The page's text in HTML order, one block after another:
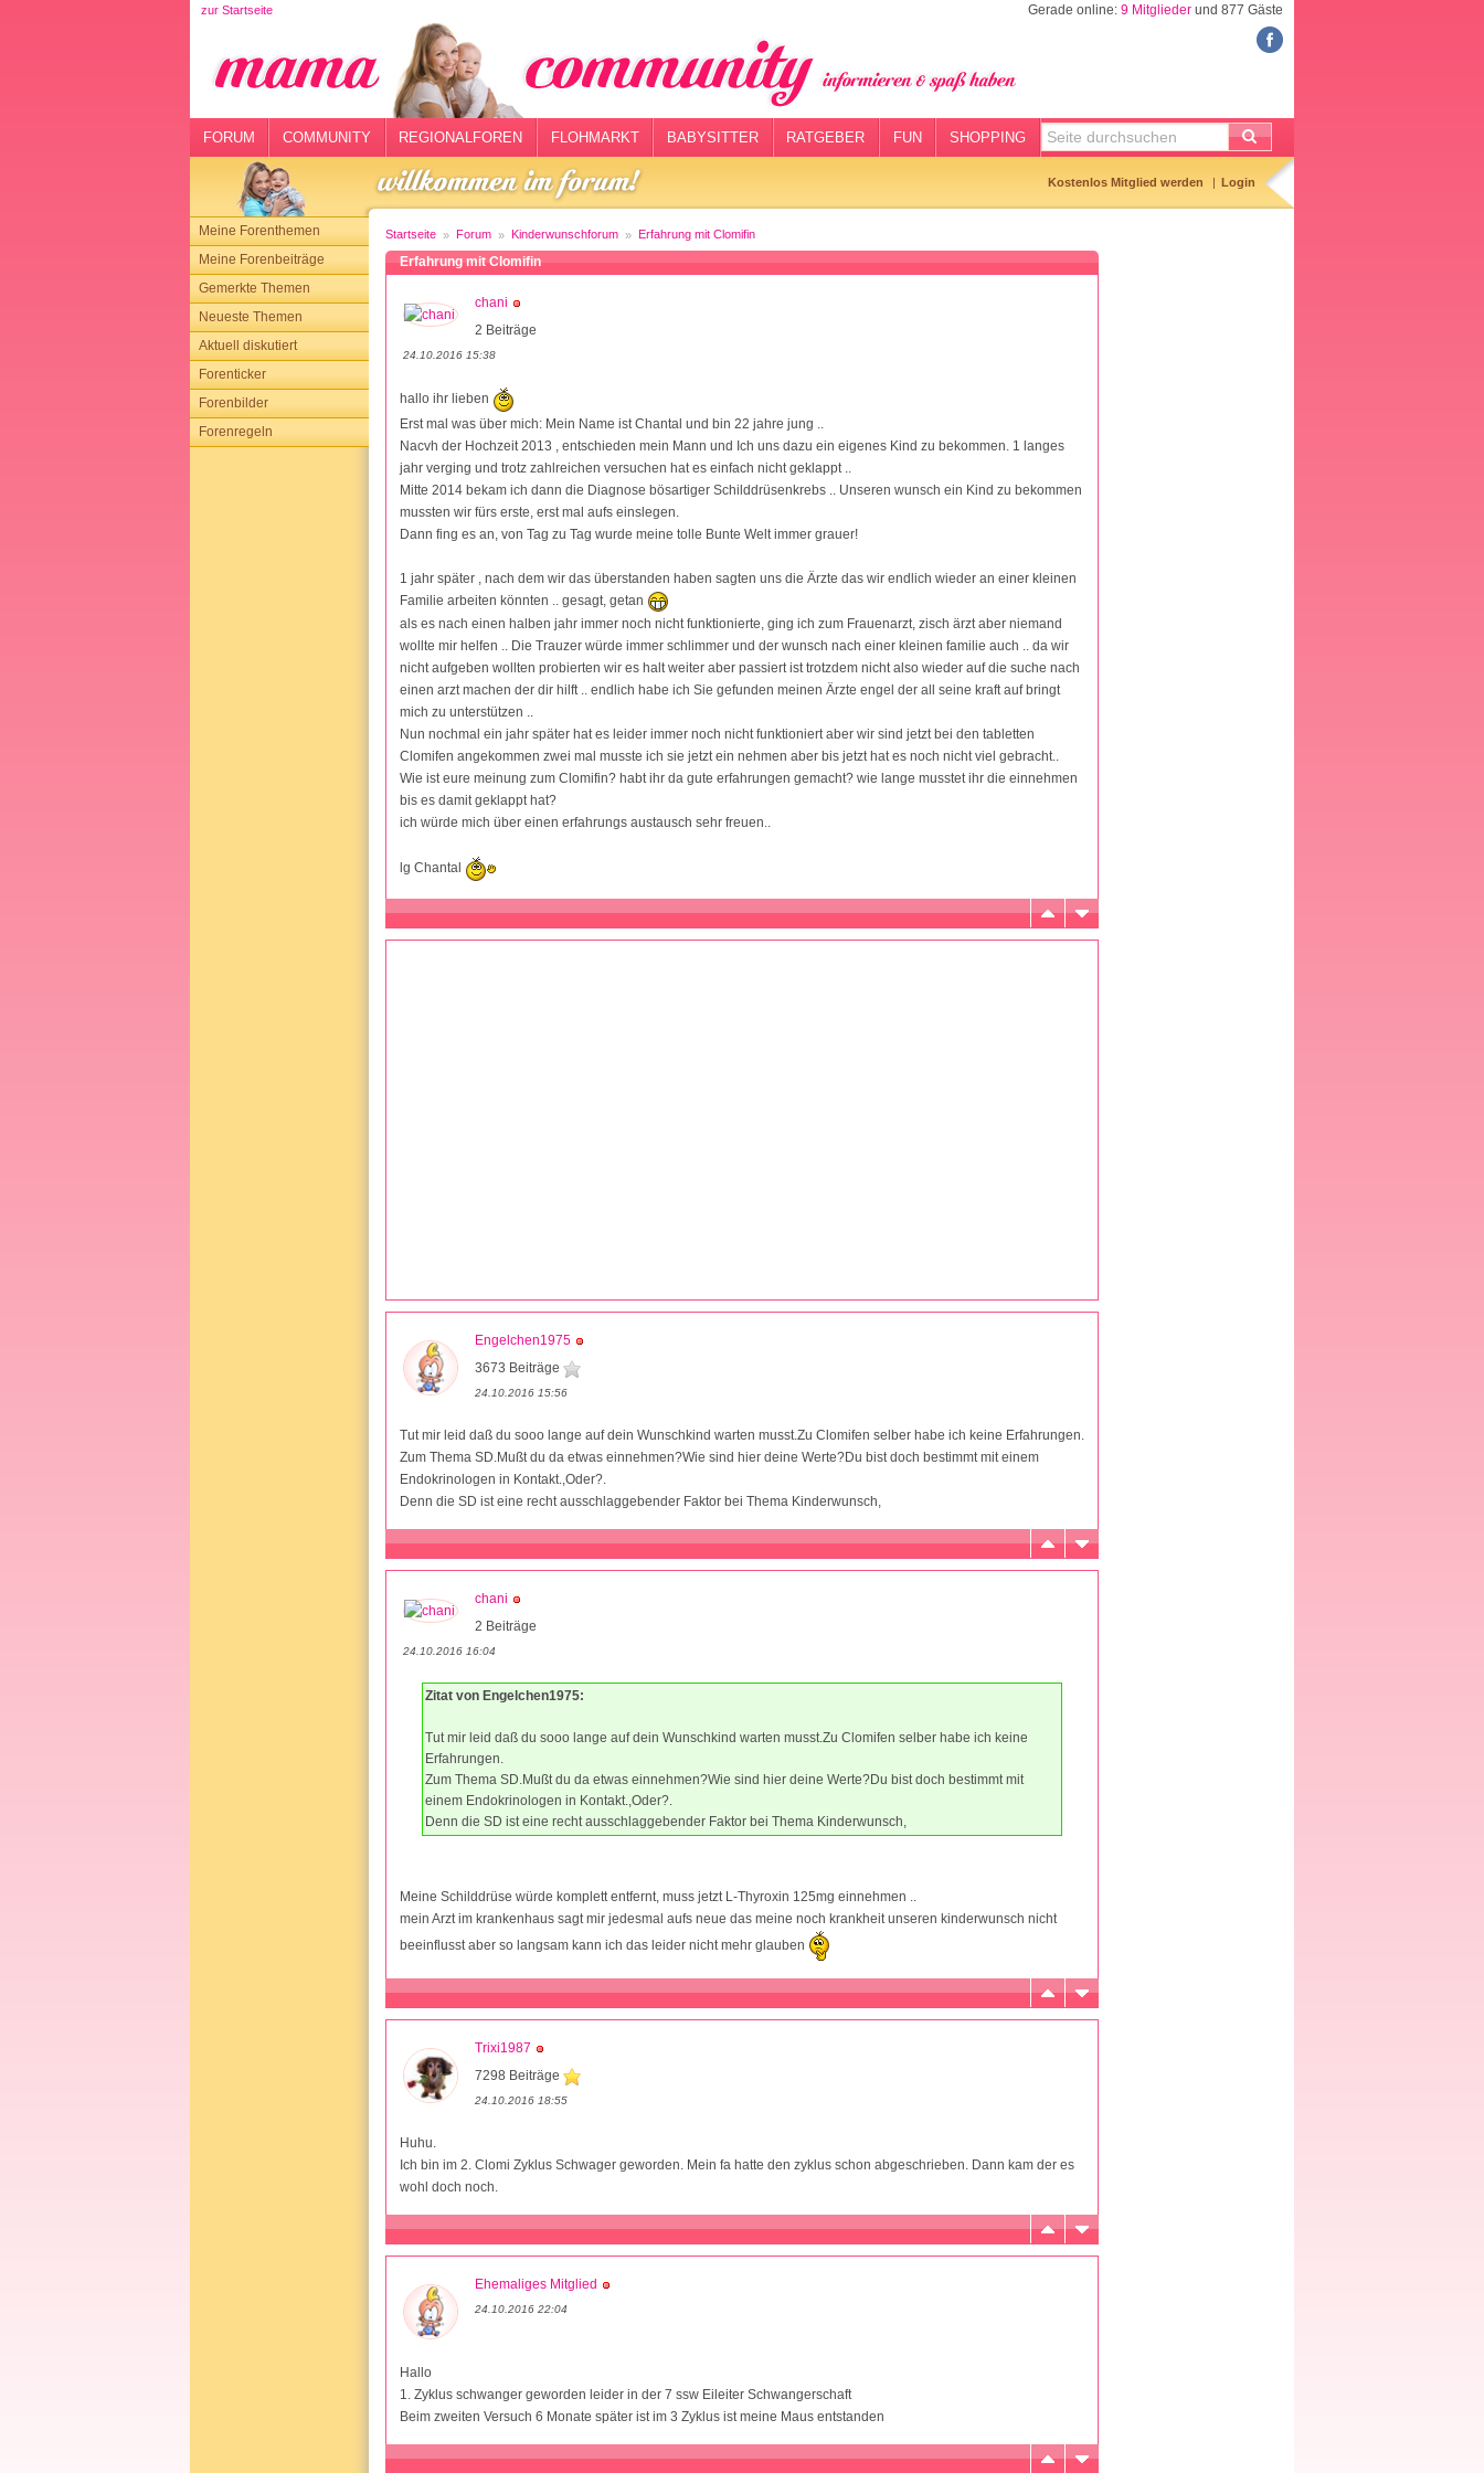
zur Startseite Gerade online: 9 Mitglieder und 877 Gäste
FORUM COMMUNITY REGIONALFOREN FLOHMARKT BABYSITTER RATGEBER FUN SHOPPING
Kostenlos Mitglied werden Login
Meine Forenthemen
Meine Forenbeiträge
Gemerkte Themen
Neueste Themen
Aktuell diskutiert
Forenticker
Forenbilder
Forenregeln
Startseite Forum Kinderwunschforum Erfahrung mit Clomifin
Erfahrung mit Clomifin
chani
2 Beiträge
24.10.2016 15:38
hallo ihr lieben
Erst mal was über mich: Mein Name ist Chantal und bin 22 jahre jung ..
Nacvh der Hochzeit 2013 , entschieden mein Mann und Ich uns dazu ein eigenes Kind zu bekommen. 1 langes
jahr verging und trotz zahlreichen versuchen hat es einfach nicht geklappt ..
Mitte 2014 bekam ich dann die Diagnose bösartiger Schilddrüsenkrebs .. Unseren wunsch ein Kind zu bekommen
mussten wir fürs erste, erst mal aufs einslegen.
Dann fing es an, von Tag zu Tag wurde meine tolle Bunte Welt immer grauer!
1 jahr später , nach dem wir das überstanden haben sagten uns die Ärzte das wir endlich wieder an einer kleinen
Familie arbeiten könnten .. gesagt, getan
als es nach einen halben jahr immer noch nicht funktionierte, ging ich zum Frauenarzt, zisch ärzt aber niemand
wollte mir helfen .. Die Trauzer würde immer schlimmer und der wunsch nach einer kleinen familie auch .. da wir
nicht aufgeben wollten probierten wir es halt weiter aber passiert ist trotzdem nicht also wieder auf die suche nach
einen arzt machen der dir hilft .. endlich habe ich Sie gefunden meinen Ärzte engel der all seine kraft auf bringt
mich zu unterstützen ..
Nun nochmal ein jahr später hat es leider immer noch nicht funktioniert aber wir sind jetzt bei den tabletten
Clomifen angekommen zwei mal musste ich sie jetzt ein nehmen aber bis jetzt hat es noch nicht viel gebracht..
Wie ist eure meinung zum Clomifin? habt ihr da gute erfahrungen gemacht? wie lange musstet ihr die einnehmen
bis es damit geklappt hat?
ich würde mich über einen erfahrungs austausch sehr freuen..
lg Chantal
Engelchen1975
3673 Beiträge
24.10.2016 15:56
Tut mir leid daß du sooo lange auf dein Wunschkind warten musst.Zu Clomifen selber habe ich keine Erfahrungen.
Zum Thema SD.Mußt du da etwas einnehmen?Wie sind hier deine Werte?Du bist doch bestimmt mit einem
Endokrinologen in Kontakt.,Oder?.
Denn die SD ist eine recht ausschlaggebender Faktor bei Thema Kinderwunsch,
chani
2 Beiträge
24.10.2016 16:04
Zitat von Engelchen1975:
Tut mir leid daß du sooo lange auf dein Wunschkind warten musst.Zu Clomifen selber habe ich keine
Erfahrungen.
Zum Thema SD.Mußt du da etwas einnehmen?Wie sind hier deine Werte?Du bist doch bestimmt mit
einem Endokrinologen in Kontakt.,Oder?.
Denn die SD ist eine recht ausschlaggebender Faktor bei Thema Kinderwunsch,
Meine Schilddrüse würde komplett entfernt, muss jetzt L-Thyroxin 125mg einnehmen ..
mein Arzt im krankenhaus sagt mir jedesmal aufs neue das meine noch krankheit unseren kinderwunsch nicht
beeinflusst aber so langsam kann ich das leider nicht mehr glauben
Trixi1987
7298 Beiträge
24.10.2016 18:55
Huhu.
Ich bin im 2. Clomi Zyklus Schwager geworden. Mein fa hatte den zyklus schon abgeschrieben. Dann kam der es
wohl doch noch.
Ehemaliges Mitglied
24.10.2016 22:04
Hallo
1. Zyklus schwanger geworden leider in der 7 ssw Eileiter Schwangerschaft
Beim zweiten Versuch 6 Monate später ist im 3 Zyklus ist meine Maus entstanden